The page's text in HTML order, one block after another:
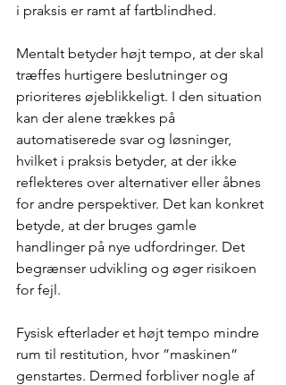
i praksis er ramt af fartblindhed.
Mentalt betyder højt tempo, at der skal
træffes hurtigere beslutninger og
prioriteres øjeblikkeligt. I den situation
kan der alene trækkes på
automatiserede svar og løsninger,
hvilket i praksis betyder, at der ikke
reflekteres over alternativer eller åbnes
for andre perspektiver. Det kan konkret
betyde, at der bruges gamle
handlinger på nye udfordringer. Det
begrænser udvikling og øger risikoen
for fejl.
Fysisk efterlader et højt tempo mindre
rum til restitution, hvor ”maskinen”
genstartes. Dermed forbliver nogle af